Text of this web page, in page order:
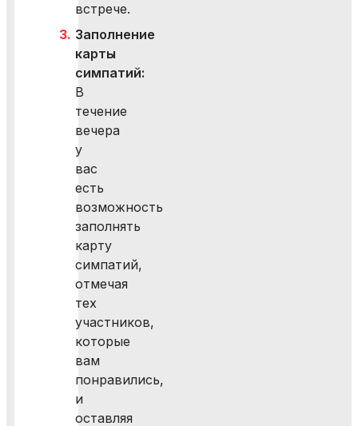
встрече.
Заполнение
карты
симпатий:
В
течение
вечера
у
вас
есть
возможность
заполнять
карту
симпатий,
отмечая
тех
участников,
которые
вам
понравились,
и
оставляя